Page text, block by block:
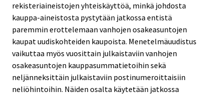
rekisteriaineistojen yhteiskäyttöä, minkä johdosta
kauppa-aineistosta pystytään jatkossa entistä
paremmin erottelemaan vanhojen osakeasuntojen
kaupat uudiskohteiden kaupoista. Menetelmäuudistus
vaikuttaa myös vuosittain julkaistaviin vanhojen
osakeasuntojen kauppasummatietoihin sekä
neljänneksittäin julkaistaviin postinumeroittaisiin
neliöhintoihin. Näiden osalta käytetään jatkossa